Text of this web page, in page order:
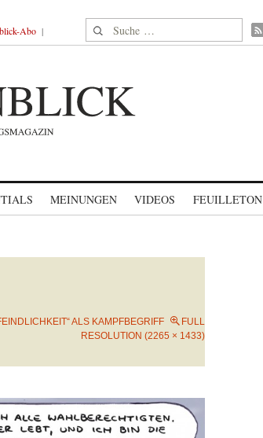
Abo Suche nach:
MEINUNGEN VIDEOS FEUILLETON
ALS KAMPFBEGRIFF
FULL
RESOLUTION (2265 × 1433)